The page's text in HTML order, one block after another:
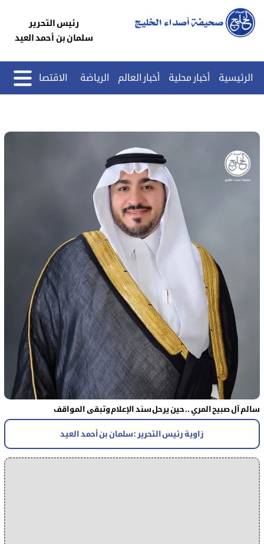
رئيس التحرير
سلمان بن أحمد العيد
الرئيسية أخبار محلية أخبار العالم الرياضة الاقتصاد
سالم آل صبيح المري .. حين يرحل سند الإعلام وتبقى المواقف
زاوية رئيس التحرير : سلمان بن أحمد العيد